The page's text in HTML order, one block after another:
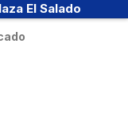
El Salado